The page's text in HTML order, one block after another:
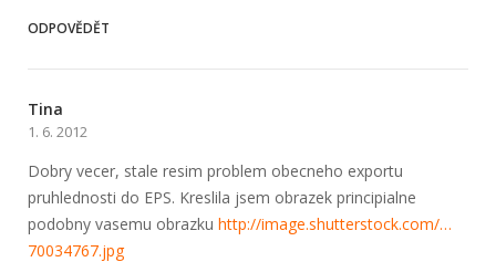
ODPOVĚDĚT
Tina
1. 6. 2012
Dobry vecer, stale resim problem obecneho exportu
pruhlednosti do EPS. Kreslila jsem obrazek principialne
podobny vasemu obrazku http://image.shut­terstock.com/…
700347­67.jpg